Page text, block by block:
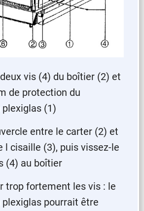
vis (4) du boîtier (2) et
de protection du
(1)
entre le carter (2) et
l cisaille (3), puis vissez-le
(4) au boîtier
trop fortement les vis : le
plexiglas pourrait être